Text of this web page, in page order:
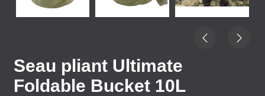
Seau pliant Ultimate
Foldable Bucket 10L